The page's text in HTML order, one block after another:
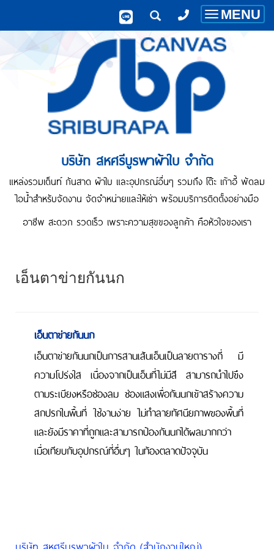
บริษัท สหศรีบูรพาผ้าใบ จำกัด
แหล่งรวมเต็นท์ กันสาด ผ้าใบ และอุปกรณ์อื่นๆ รวมถึง โต๊ะ เก้าอี้ พัดลม
ไอน้ำสำหรับจัดงาน จัดจำหน่ายและให้เช่า พร้อมบริการติดตั้งอย่างมือ
อาชีพ สะดวก รวดเร็ว เพราะความสุขของลูกค้า คือหัวใจของเรา
Toggle
MENU
เอ็นตาข่ายกันนก
เอ็นตาข่ายกันนก
เอ็นตาข่ายกันนกเป็นการสานเส้นเอ็นเป็นลายตารางถี่ มี
ความโปร่งใส เนื่องจากเป็นเอ็นที่ไม่มีสี สามารถนำไปขึง
ตามระเบียงหรือช่องลม ช่องแสงเพื่อกันนกเข้าสร้างความ
สกปรกในพื้นที่ ใช้งานง่าย ไม่ทำลายทัศนียภาพของพื้นที่
และยังมีราคาที่ถูกและสามารถป้องกันนกได้ผลมากกว่า
เมื่อเทียบกับอุปกรณ์ที่อื่นๆ ในท้องตลาดปัจจุบัน